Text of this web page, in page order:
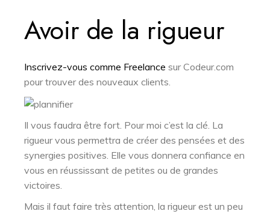
Avoir de la rigueur
Inscrivez-vous comme Freelance sur Codeur.com
pour trouver des nouveaux clients.
Il vous faudra être fort. Pour moi c’est la clé. La
rigueur vous permettra de créer des pensées et des
synergies positives. Elle vous donnera confiance en
vous en réussissant de petites ou de grandes
victoires.
Mais il faut faire très attention, la rigueur est un peu